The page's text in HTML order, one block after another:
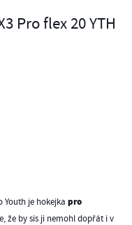
Pro flex 20 YTH
Youth je hokejkapro
že by sis ji nemohl dopřát i v